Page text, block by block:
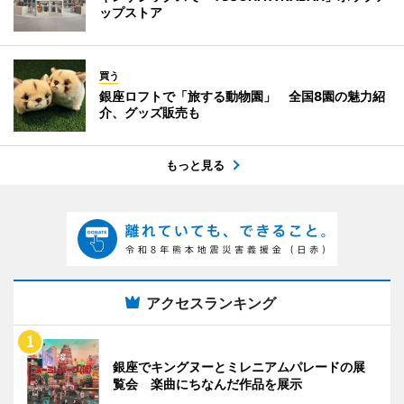
ップストア
買う
銀座ロフトで「旅する動物園」 全国8園の魅力紹
介、グッズ販売も
もっと見る
アクセスランキング
銀座でキングヌーとミレニアムパレードの展
覧会 楽曲にちなんだ作品を展示